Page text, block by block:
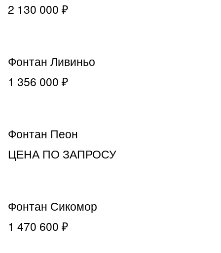
2 130 000 ₽
Фонтан Ливиньо
1 356 000 ₽
Фонтан Пеон
ЦЕНА ПО ЗАПРОСУ
Фонтан Сикомор
1 470 600 ₽